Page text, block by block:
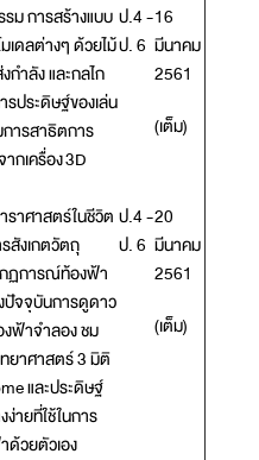
ม การสร้างแบบ
เดลต่างๆ ด้วยไม้
กำลัง และกลไก
ประดิษฐ์ของเล่น
การสาธิตการ
กเครื่อง 3D
ป.4 -
ป. 6
16
มีนาคม
2561
(เต็ม)
ราศาสตร์ในชีวิต
สังเกตวัตถุ
ฏการณ์ท้องฟ้า
จจุบันการดูดาว
งฟ้าจำลอง ชม
าศาสตร์ 3 มิติ
และประดิษฐ์
ายที่ใช้ในการ
ด้วยตัวเอง
ป.4 -
ป. 6
20
มีนาคม
2561
(เต็ม)